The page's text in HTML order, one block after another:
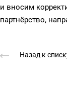
и вносим
партнёрство,
Назад к